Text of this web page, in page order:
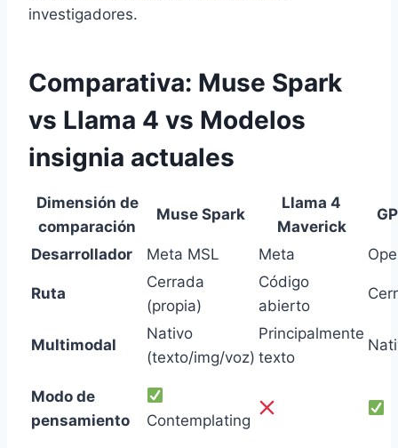
investigadores.
Comparativa: Muse Spark
vs Llama 4 vs Modelos
insignia actuales
Dimensión de
comparación
Muse Spark
Llama 4
Maverick
Desarrollador Meta MSL Meta
Ruta
Cerrada
(propia)
Código
abierto
Multimodal
Nativo
(texto/img/voz)
Principalmente
texto
Modo de
pensamiento
Contemplating